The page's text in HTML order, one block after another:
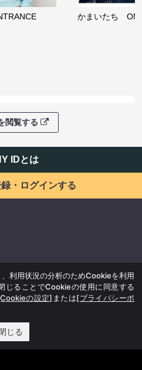
かまいたち
閲覧する
IDとは
・ログインする
利用状況の分析のためCookieを利用
じることでCookieの使用に同意する
の設定] または[プライバシーポ
じる